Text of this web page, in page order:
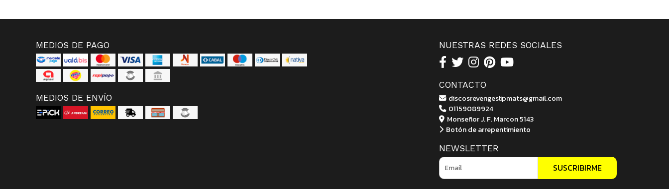
MEDIOS DE PAGO
MEDIOS DE ENVÍO
NUESTRAS REDES SOCIALES
CONTACTO
discosrevengeslipmats@gmail.com
01159089924
Monseñor J. F. Marcon 5143
Botón de arrepentimiento
NEWSLETTER
SUSCRIBIRME